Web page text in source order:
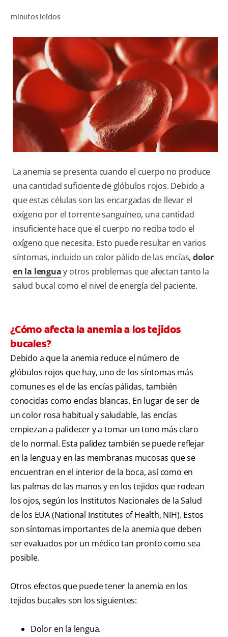
PARA PROFESIONALES
CUPONES
DÓNDE COMPRAR
minutos leídos
La anemia se presenta cuando el cuerpo no produce
una cantidad suficiente de glóbulos rojos. Debido a
que estas células son las encargadas de llevar el
oxígeno por el torrente sanguíneo, una cantidad
insuficiente hace que el cuerpo no reciba todo el
oxígeno que necesita. Esto puede resultar en varios
síntomas, incluido un color pálido de las encías, dolor
en la lenguay otros problemas que afectan tanto la
salud bucal como el nivel de energía del paciente.
¿Cómo afecta la anemia a los tejidos
bucales?
Debido a que la anemia reduce el número de
glóbulos rojos que hay, uno de los síntomas más
comunes es el de las encías pálidas, también
conocidas como encías blancas. En lugar de ser de
un color rosa habitual y saludable, las encías
empiezan a palidecer y a tomar un tono más claro
de lo normal. Esta palidez también se puede reflejar
en la lengua y en las membranas mucosas que se
encuentran en el interior de la boca, así como en
las palmas de las manos y en los tejidos que rodean
los ojos, según los Institutos Nacionales de la Salud
de los EUA (National Institutes of Health, NIH). Estos
son síntomas importantes de la anemia que deben
ser evaluados por un médico tan pronto como sea
posible.
Otros efectos que puede tener la anemia en los
tejidos bucales son los siguientes:
Dolor en la lengua.